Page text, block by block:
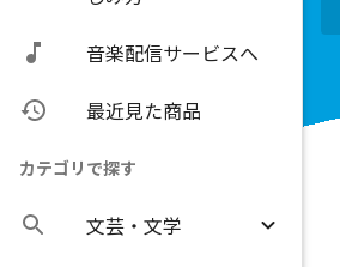
音楽配信サービスへ
最近見た商品
カテゴリで探す
文芸・文学